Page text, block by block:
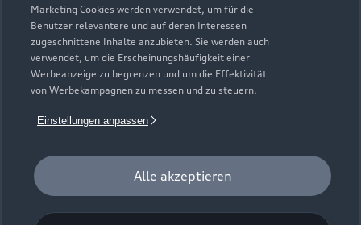
Marketing Cookies werden verwendet, um für die
Benutzer relevantere und auf deren Interessen
zugeschnittene Inhalte anzubieten. Sie werden auch
verwendet, um die Erscheinungshäufigkeit einer
Werbeanzeige zu begrenzen und um die Effektivität
von Werbekampagnen zu messen und zu steuern.
Einstellungen anpassen
Alle akzeptieren
Geschäftskunden
Audi digital services
myAudi
Audi Code
Häufige Fragen (FAQ)
Audi Online Beratung
Online-Terminvereinbarung
Servicekontakt
Bordbuch & Bedienungsanleitungen
Verträge kündigen
Unternehmen
Karriere
Investor Relations
Audi erleben
© 2026 AUDI AG. Alle Rechte vorbehalten
Impressum Rechtliches
Cookie-Richtlinie
Digital Services Act
EU Data Act